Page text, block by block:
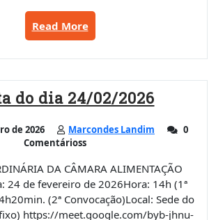
Read More“Pauta
do
dia
do dia 24/02/2026
de 2026 Marcondes Landim
0
Comentárioss
DA CÂMARA ALIMENTAÇÃO
24 de fevereiro de 2026Hora: 14h (1ª
(2ª Convocação)Local: Sede do
https://meet.google.com/byb-jhnu-